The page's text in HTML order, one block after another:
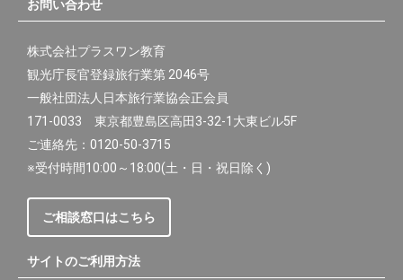
お問い合わせ
株式会社プラスワン教育
観光庁長官登録旅行業第 2046号
一般社団法人日本旅行業協会正会員
171-0033 東京都豊島区高田3-32-1大東ビル5F
ご連絡先：0120-50-3715
※受付時間10:00～18:00(土・日・祝日除く)
ご相談窓口はこちら
サイトのご利用方法